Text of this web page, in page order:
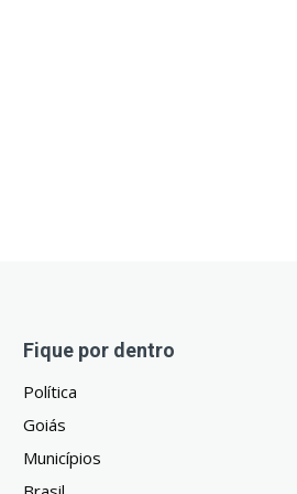
Fique por dentro
Política
Goiás
Municípios